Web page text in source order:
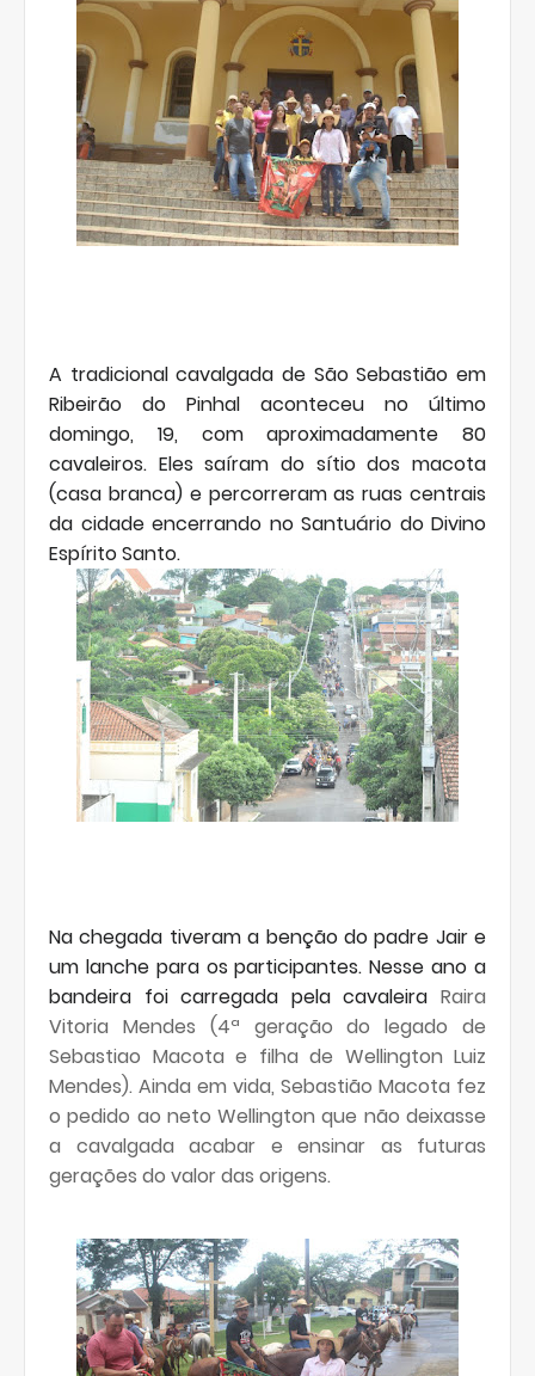
A tradicional cavalgada de São Sebastião em
Ribeirão do Pinhal aconteceu no último
domingo, 19, com aproximadamente 80
cavaleiros. Eles saíram do sítio dos macota
(casa branca) e percorreram as ruas centrais
da cidade encerrando no Santuário do Divino
Espírito Santo.
Na chegada tiveram a benção do padre Jair e
um lanche para os participantes. Nesse ano a
bandeira foi carregada pela cavaleira Raira
Vitoria Mendes (4ª geração do legado de
Sebastiao Macota e filha de Wellington Luiz
Mendes). Ainda em vida, Sebastião Macota fez
o pedido ao neto Wellington que não deixasse
a cavalgada acabar e ensinar as futuras
gerações do valor das origens.